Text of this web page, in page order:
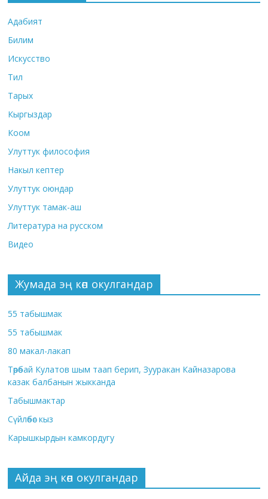
Адабият
Билим
Искусство
Тил
Тарых
Кыргыздар
Коом
Улуттук философия
Накыл кептер
Улуттук оюндар
Улуттук тамак-аш
Литература на русском
Видео
Жумада эң көп окулгандар
55 табышмак
55 табышмак
80 макал-лакап
Төрөбай Кулатов шым таап берип, Зууракан Кайназарова
казак балбанын жыкканда
Табышмактар
Сүйлөбөс кыз
Карышкырдын камкордугу
Айда эң көп окулгандар